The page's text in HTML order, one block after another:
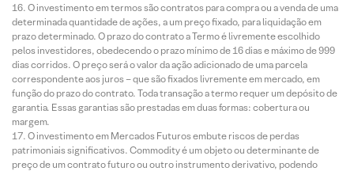
O investimento em termos são contratos para compra ou a venda de uma
determinada quantidade de ações, a um preço fixado, para liquidação em
prazo determinado. O prazo do contrato a Termo é livremente escolhido
pelos investidores, obedecendo o prazo mínimo de 16 dias e máximo de 999
dias corridos. O preço será o valor da ação adicionado de uma parcela
correspondente aos juros – que são fixados livremente em mercado, em
função do prazo do contrato. Toda transação a termo requer um depósito de
garantia. Essas garantias são prestadas em duas formas: cobertura ou
margem.
O investimento em Mercados Futuros embute riscos de perdas
patrimoniais significativos. Commodity é um objeto ou determinante de
preço de um contrato futuro ou outro instrumento derivativo, podendo